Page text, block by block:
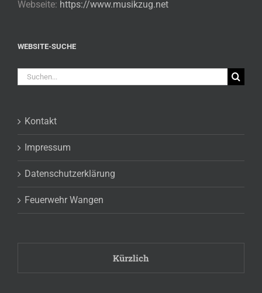
Webseite: https://www.musikzug.net
WEBSITE-SUCHE
Suche
nach:
Kontakt
Impressum
Datenschutzerklärung
Feuerwehr Wangen
Kürzlich